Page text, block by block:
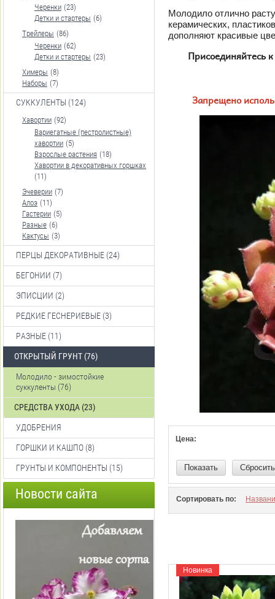
Черенки (23)
Детки и стартеры (6)
Трейлеры (86)
Черенки (62)
Детки и стартеры (23)
Химеры (8)
Наборы (7)
СУККУЛЕНТЫ (124)
Хавортии (92)
Вариегатные (пестролистные)
хавортии (5)
Взрослые растения (18)
Хавортии в декоративных горшках
(11)
Эчеверии (7)
Алоэ (11)
Гастерии (5)
Разные (6)
Кактусы (3)
ПЕРЦЫ ДЕКОРАТИВНЫЕ (24)
БЕГОНИИ (7)
ЭПИСЦИИ (2)
РЕДКИЕ ГЕСНЕРИЕВЫЕ (3)
РАЗНЫЕ (11)
ОТКРЫТЫЙ ГРУНТ (76)
Молодило - зимостойкие
суккуленты (76)
СРЕДСТВА УХОДА (23)
УДОБРЕНИЯ
ГОРШКИ И КАШПО (8)
ГРУНТЫ И КОМПОНЕНТЫ (15)
Новости сайта
Молодило отлично
керамических,
дополняют красивые
Присоединяйтесь
Запрещено
Цена:
Показать
Сортировать по:
Новинка